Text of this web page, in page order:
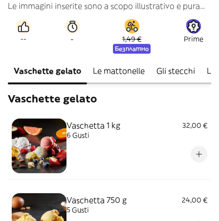
Le immagini inserite sono a scopo illustrativo e puramente indicativo
-- - 1,49 €
Безплатно
Prime
Vaschette gelato Le mattonelle Gli stecchi Le
Vaschette gelato
Vaschetta 1 kg
32,00 €
6 Gusti
Vaschetta 750 g
24,00 €
5 Gusti